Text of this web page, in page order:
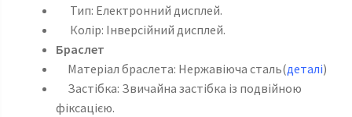
Тип: Електронний дисплей.
Колір: Інверсійний дисплей.
Браслет
Матеріал браслета: Нержавіюча сталь(деталі)
Застібка: Звичайна застібка із подвійною
фіксацією.